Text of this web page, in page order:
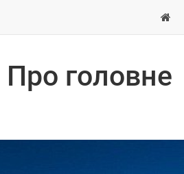
Про головне